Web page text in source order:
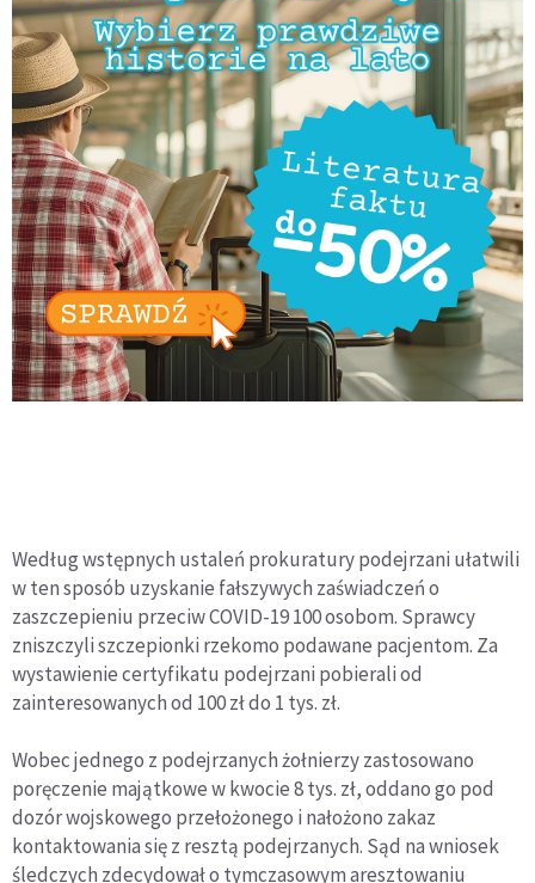
Według wstępnych ustaleń prokuratury podejrzani ułatwili
w ten sposób uzyskanie fałszywych zaświadczeń o
zaszczepieniu przeciw COVID-19 100 osobom. Sprawcy
zniszczyli szczepionki rzekomo podawane pacjentom. Za
wystawienie certyfikatu podejrzani pobierali od
zainteresowanych od 100 zł do 1 tys. zł.
Wobec jednego z podejrzanych żołnierzy zastosowano
poręczenie majątkowe w kwocie 8 tys. zł, oddano go pod
dozór wojskowego przełożonego i nałożono zakaz
kontaktowania się z resztą podejrzanych. Sąd na wniosek
śledczych zdecydował o tymczasowym aresztowaniu